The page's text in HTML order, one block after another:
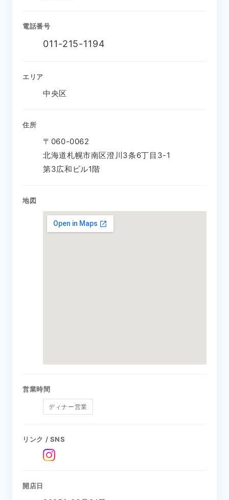
電話番号
011-215-1194
エリア
中央区
住所
〒060-0062
北海道札幌市南区澄川3条6丁目3-1
第3広和ビル1階
地図
営業時間
ディナー営業
リンク / SNS
開店日